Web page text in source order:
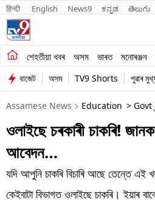
हिन्दी English News9 ಕನ್ನಡ తెలుగు
শেহতীয়া খবৰ অসম ভাৰত মনোৰঞ্জন
শেহতীয়া খবৰ
অসম
ভাৰত
মনোৰঞ্জন
ব্যৱসায়
শিক্ষা
বাজেট অসম TV9 Shorts পুৱাৰ
Assamese News Education >
ওলাইছে চৰকাৰী চাকৰি!
আবেদন…
যদি আপুনি চাকৰি বিচাৰি আছে তেন্তে এই
কেইবাটা বিভাগত ওলাইছে চাকৰি। ইয়াৰ